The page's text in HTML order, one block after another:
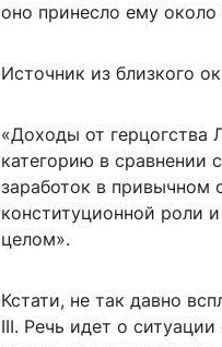
оно принесло ему
Источник из близкого
«Доходы от герцогства
категорию в сравнении
заработок в
конституционной роли
целом».
Кстати, не так давно
III. Речь идет о